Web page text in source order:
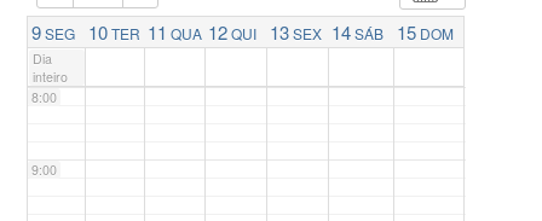
9SEG 10TER 11 QUA 12QUI 13SEX 14SÁB 15 DOM
Dia
inteiro
7:00
8:00
9:00